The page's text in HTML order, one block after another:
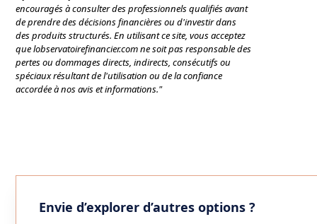
encouragés à consulter des professionnels qualifiés avant
de prendre des décisions financières ou d'investir dans
des produits structurés. En utilisant ce site, vous acceptez
que lobservatoirefinancier.com ne soit pas responsable des
pertes ou dommages directs, indirects, consécutifs ou
spéciaux résultant de l'utilisation ou de la confiance
accordée à nos avis et informations."
Envie d’explorer d’autres options ?